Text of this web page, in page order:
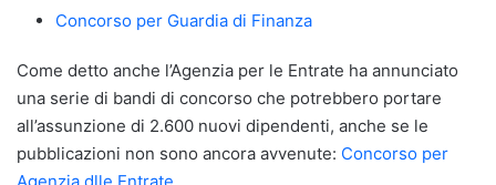
Concorso per Guardia di Finanza
Come detto anche l’Agenzia per le Entrate ha annunciato
una serie di bandi di concorso che potrebbero portare
all’assunzione di 2.600 nuovi dipendenti, anche se le
pubblicazioni non sono ancora avvenute: Concorso per